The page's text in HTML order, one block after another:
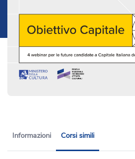
Informazioni Corsi simili